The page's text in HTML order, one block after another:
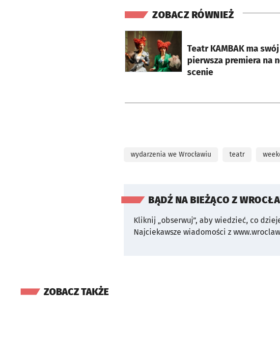
ZOBACZ RÓWNIEŻ
Teatr KAMBAK ma
pierwsza premiera na
scenie
otworzy się w nowej karcie
wydarzenia we Wrocławiu teatr
BĄDŹ NA BIEŻĄCO Z
Kliknij „obserwuj”, aby wiedzieć, co
Najciekawsze wiadomości z
ZOBACZ TAKŻE